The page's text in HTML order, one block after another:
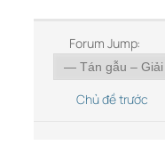
Forum Jump:
Chủ đề trước